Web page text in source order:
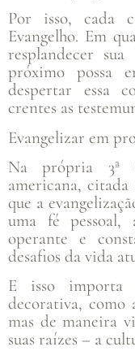
Por isso, cada
Evangelho. Em
resplandecer
próximo possa
despertar essa
crentes as
Evangelizar em
Na própria 3ª
americana, citada
que a
uma fé pessoal,
operante e
desafios da vida
E isso importa
decorativa, como
mas de maneira
suas raízes – a